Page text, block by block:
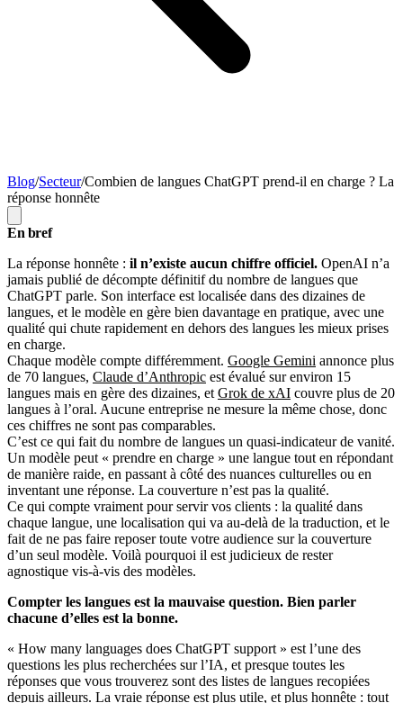
Blog/Secteur/Combien de langues ChatGPT prend-il en charge ? La
réponse honnête
En bref
La réponse honnête : il n’existe aucun chiffre officiel. OpenAI n’a
jamais publié de décompte définitif du nombre de langues que
ChatGPT parle. Son interface est localisée dans des dizaines de
langues, et le modèle en gère bien davantage en pratique, avec une
qualité qui chute rapidement en dehors des langues les mieux prises
en charge.
Chaque modèle compte différemment. Google Gemini annonce plus
de 70 langues, Claude d’Anthropic est évalué sur environ 15
langues mais en gère des dizaines, et Grok de xAI couvre plus de 20
langues à l’oral. Aucune entreprise ne mesure la même chose, donc
ces chiffres ne sont pas comparables.
C’est ce qui fait du nombre de langues un quasi-indicateur de vanité.
Un modèle peut « prendre en charge » une langue tout en répondant
de manière raide, en passant à côté des nuances culturelles ou en
inventant une réponse. La couverture n’est pas la qualité.
Ce qui compte vraiment pour servir vos clients : la qualité dans
chaque langue, une localisation qui va au-delà de la traduction, et le
fait de ne pas faire reposer toute votre audience sur la couverture
d’un seul modèle. Voilà pourquoi il est judicieux de rester
agnostique vis-à-vis des modèles.
Compter les langues est la mauvaise question. Bien parler
chacune d’elles est la bonne.
« How many languages does ChatGPT support » est l’une des
questions les plus recherchées sur l’IA, et presque toutes les
réponses que vous trouverez sont des listes de langues recopiées
depuis ailleurs. La vraie réponse est plus utile, et plus honnête : tout